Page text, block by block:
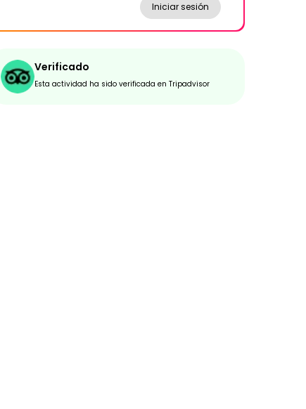
Iniciar sesión
Verificado
Esta actividad ha sido verificada en Tripadvisor